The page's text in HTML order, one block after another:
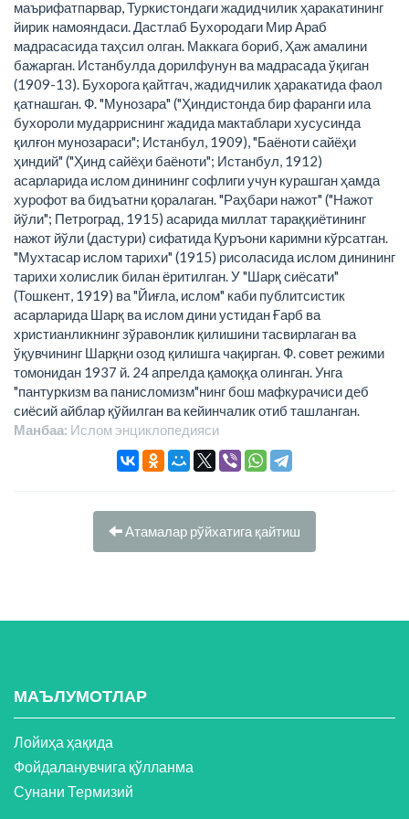
маърифатпарвар, Туркистондаги жадидчилик ҳаракатининг
йирик намояндаси. Дастлаб Бухородаги Мир Араб
мадрасасида таҳсил олган. Маккага бориб, Ҳаж амалини
бажарган. Истанбулда дорилфунун ва мадрасада ўқиган
(1909-13). Бухорога қайтгач, жадидчилик ҳаракатида фаол
қатнашган. Ф. "Мунозара" ("Ҳиндистонда бир фаранги ила
бухороли мударриснинг жадида мактаблари хусусинда
қилғон мунозараси"; Истанбул, 1909), "Баёноти сайёҳи
ҳиндий" ("Ҳинд сайёҳи баёноти"; Истанбул, 1912)
асарларида ислом динининг софлиги учун курашган ҳамда
хурофот ва бидъатни қоралаган. "Раҳбари нажот" ("Нажот
йўли"; Петроград, 1915) асарида миллат тараққиётининг
нажот йўли (дастури) сифатида Қуръони каримни кўрсатган.
"Мухтасар ислом тарихи" (1915) рисоласида ислом динининг
тарихи холислик билан ёритилган. У "Шарқ сиёсати"
(Тошкент, 1919) ва "Йиғла, ислом" каби публитсистик
асарларида Шарқ ва ислом дини устидан Ғарб ва
христианликнинг зўравонлик қилишини тасвирлаган ва
ўқувчининг Шарқни озод қилишга чақирган. Ф. совет режими
томонидан 1937 й. 24 апрелда қамоққа олинган. Унга
"пантуркизм ва панисломизм"нинг бош мафкурачиси деб
сиёсий айблар қўйилган ва кейинчалик отиб ташланган.
Манбаа: Ислом энциклопeдияси
Атамалар рўйхатига қайтиш
МАЪЛУМОТЛАР
Лойиҳа ҳақида
Фойдаланувчига қўлланма
Сунани Термизий